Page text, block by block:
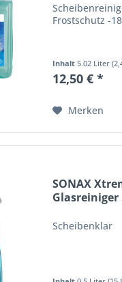
Frostschutz -
Inhalt 5.02 Liter
12,50 € *
Merken
SONAX
Glasreiniger
Scheibenklar